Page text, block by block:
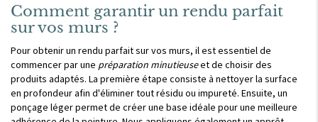
Comment garantir un rendu parfait
sur vos murs ?
Pour obtenir un rendu parfait sur vos murs, il est essentiel de
commencer par une préparation minutieuseet de choisir des
produits adaptés. La première étape consiste à nettoyer la surface
en profondeur afin d'éliminer tout résidu ou impureté. Ensuite, un
ponçage léger permet de créer une base idéale pour une meilleure